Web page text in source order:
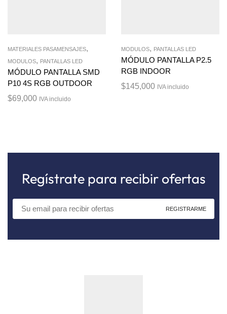
MATERIALES PASAMENSAJES,
MODULOS, PANTALLAS LED
MÓDULO PANTALLA SMD
P10 4S RGB OUTDOOR
$69,000 IVA incluido
MODULOS, PANTALLAS LED
MÓDULO PANTALLA P2.5
RGB INDOOR
$145,000 IVA incluido
Regístrate para recibir ofertas